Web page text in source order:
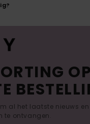
al het laatste nieuws
te ontvangen.